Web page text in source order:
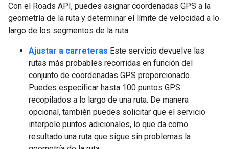
Con el Roads API, puedes asignar coordenadas GPS a la
geometría de la ruta y determinar el límite de velocidad a lo
largo de los segmentos de la ruta.
Ajustar a carreteras Este servicio devuelve las
rutas más probables recorridas en función del
conjunto de coordenadas GPS proporcionado.
Puedes especificar hasta 100 puntos GPS
recopilados a lo largo de una ruta. De manera
opcional, también puedes solicitar que el servicio
interpole puntos adicionales, lo que da como
resultado una ruta que sigue sin problemas la